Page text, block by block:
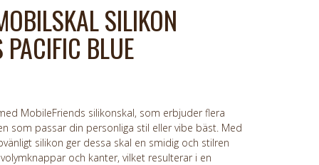
SILIKON
BLUE
MobileFriends silikonskal, som erbjuder flera
som passar din personliga stil eller vibe bäst. Med
silikon ger dessa skal en smidig och stilren
och kanter, vilket resulterar i en